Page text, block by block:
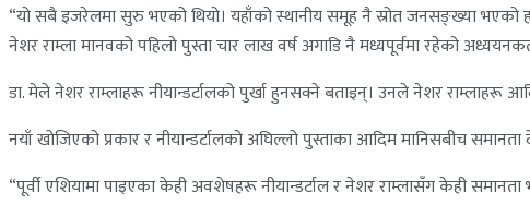
“यो सबै इजरेलमा सुरु भएको थियो। यहाँको स्थानीय समूह नै स्रोत जनसङ्ख्या भएको
नेशर राम्ला मानवको पहिलो पुस्ता चार लाख वर्ष अगाडि नै मध्यपूर्वमा रहेको
डा. मेले नेशर राम्लाहरू नीयान्डर्टालको पुर्खा हुनसक्ने बताइन्। उनले नेशर राम्लाहरू
नयाँ खोजिएको प्रकार र नीयान्डर्टालको अघिल्लो पुस्ताका आदिम मानिसबीच
“पूर्वी एशियामा पाइएका केही अवशेषहरू नीयान्डर्टाल र नेशर राम्लासँग केही